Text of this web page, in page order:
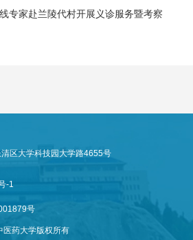
专家赴兰陵代村开展义诊服务暨考察
区大学科技园大学路4655号
-1
号
药大学版权所有